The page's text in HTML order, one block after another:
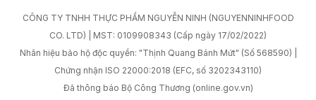
CÔNG TY TNHH THỰC PHẨM NGUYỄN NINH (NGUYENNINHFOOD
CO. LTD) | MST: 0109908343 (Cấp ngày 17/02/2022)
Nhãn hiệu bảo hộ độc quyền: "Thịnh Quang Bánh Mứt" (Số 568590) |
Chứng nhận ISO 22000:2018 (EFC, số 3202343110)
Đã thông báo Bộ Công Thương (online.gov.vn)